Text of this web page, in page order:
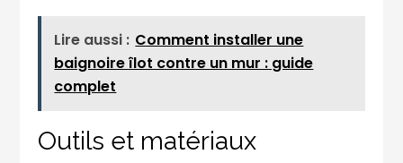
Lire aussi : Comment installer une
baignoire îlot contre un mur : guide
complet
Outils et matériaux